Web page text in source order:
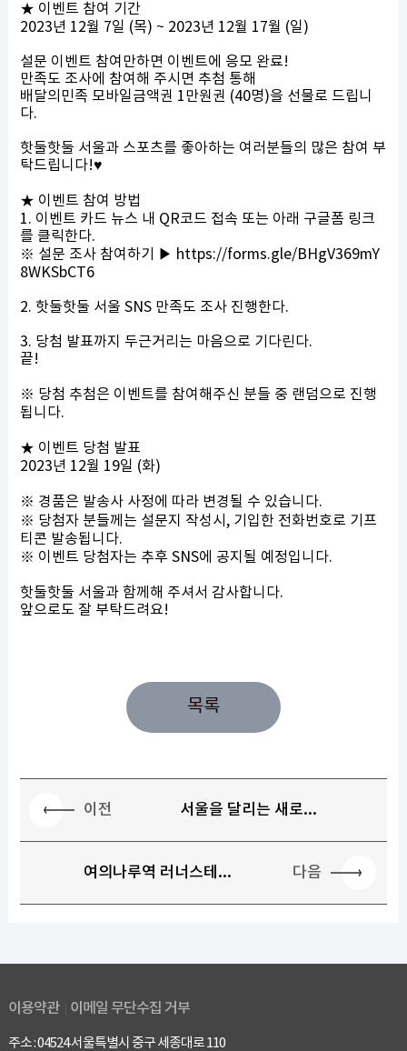
★ 이벤트 참여 기간
2023년 12월 7일 (목) ~ 2023년 12월 17월 (일)
설문 이벤트 참여만하면 이벤트에 응모 완료!
만족도 조사에 참여해 주시면 추첨 통해
배달의민족 모바일금액권 1만원권 (40명)을 선물로 드립니
다.
핫둘핫둘 서울과 스포츠를 좋아하는 여러분들의 많은 참여 부
탁드립니다!♥
★ 이벤트 참여 방법
1. 이벤트 카드 뉴스 내 QR코드 접속 또는 아래 구글폼 링크
를 클릭한다.
※ 설문 조사 참여하기 ▶ https://forms.gle/BHgV369mY
8WKSbCT6
2. 핫둘핫둘 서울 SNS 만족도 조사 진행한다.
3. 당첨 발표까지 두근거리는 마음으로 기다린다.
끝!
※ 당첨 추첨은 이벤트를 참여해주신 분들 중 랜덤으로 진행
됩니다.
★ 이벤트 당첨 발표
2023년 12월 19일 (화)​
※ 경품은 발송사 사정에 따라 변경될 수 있습니다.
※ 당첨자 분들께는 설문지 작성시, 기입한 전화번호로 기프
티콘 발송됩니다.
※ 이벤트 당첨자는 추후 SNS에 공지될 예정입니다.
핫둘핫둘 서울과 함께해 주셔서 감사합니다.
앞으로도 잘 부탁드려요!
목록
이전 서울을 달리는 새로...
여의나루역 러너스테... 다음
이용약관 이메일 무단수집 거부
주소 : 04524 서울특별시 중구 세종대로 110